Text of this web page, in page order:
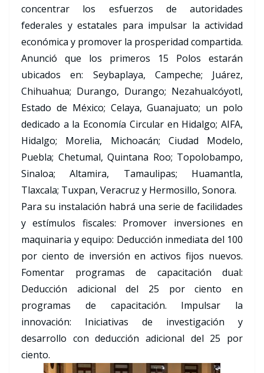
concentrar los esfuerzos de autoridades
federales y estatales para impulsar la actividad
económica y promover la prosperidad compartida.
Anunció que los primeros 15 Polos estarán
ubicados en: Seybaplaya, Campeche; Juárez,
Chihuahua; Durango, Durango; Nezahualcóyotl,
Estado de México; Celaya, Guanajuato; un polo
dedicado a la Economía Circular en Hidalgo; AIFA,
Hidalgo; Morelia, Michoacán; Ciudad Modelo,
Puebla; Chetumal, Quintana Roo; ⁠⁠Topolobampo,
Sinaloa; Altamira, Tamaulipas; Huamantla,
Tlaxcala; Tuxpan, Veracruz y Hermosillo, Sonora.
Para su instalación habrá una serie de facilidades
y estímulos fiscales: Promover inversiones en
maquinaria y equipo: Deducción inmediata del 100
por ciento de inversión en activos fijos nuevos.
Fomentar programas de capacitación dual:
Deducción adicional del 25 por ciento en
programas de capacitación. Impulsar la
innovación: Iniciativas de investigación y
desarrollo con deducción adicional del 25 por
ciento.